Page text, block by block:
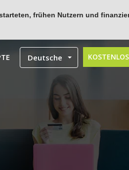
frühen Nutzern und
Deutsche